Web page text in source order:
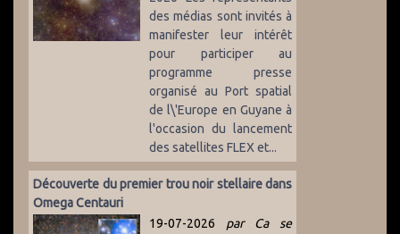
des médias sont invités à
manifester leur intérêt
pour participer au
programme presse
organisé au Port spatial
de l\'Europe en Guyane à
l'occasion du lancement
des satellites FLEX et...
Découverte du premier trou noir stellaire dans
Omega Centauri
19-07-2026 par Ca se